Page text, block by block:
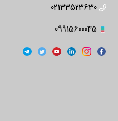
02133523630
09915600045